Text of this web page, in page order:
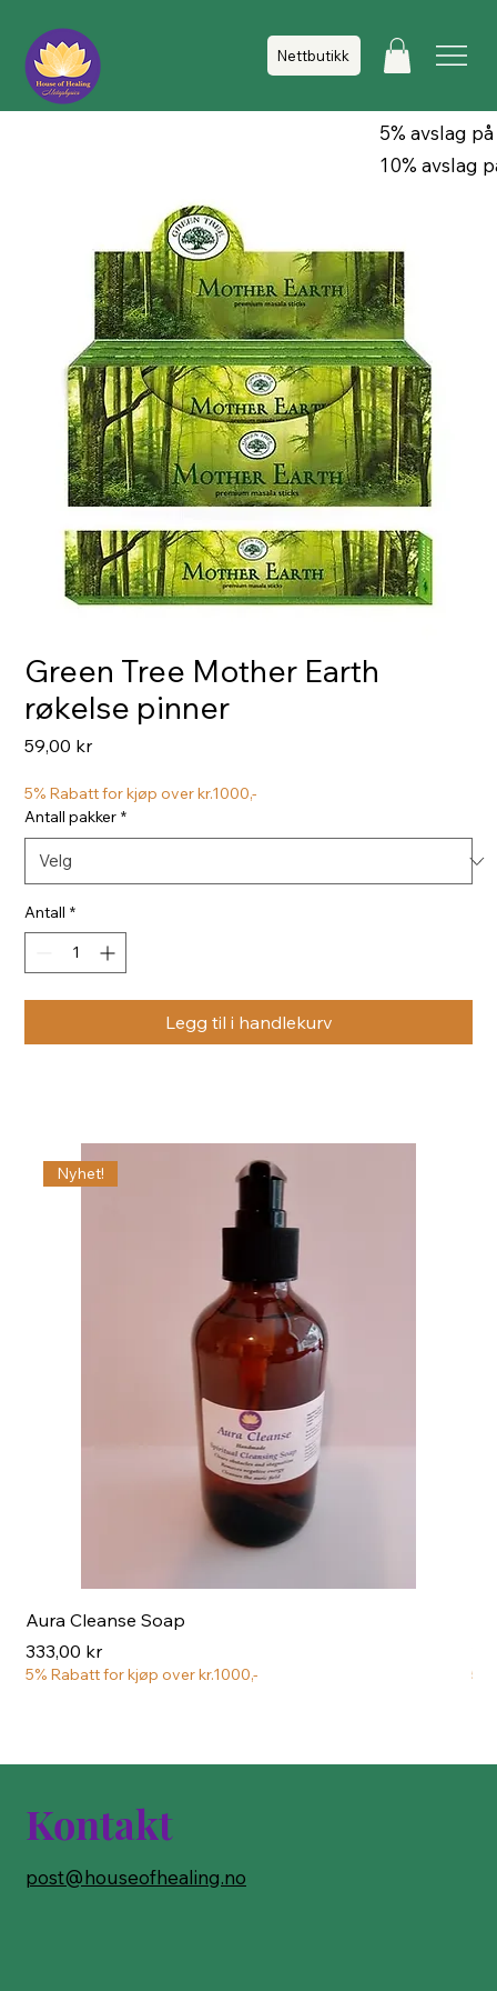
Nettbutikk
Green Tree Mother Earth
røkelse pinner
59,00 krPris
5% Rabatt for kjøp over kr.1000,-
Antall pakker *
Antall *
Legg til i handlekurv
Nyhet!
Aura Cleanse Soap
Pris
333,00 kr
5% Rabatt for kjøp over kr.1000,-
Kontakt
post@houseofhealing.no
5% avslag
10% avslag